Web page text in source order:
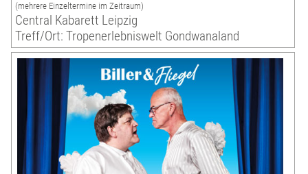
(mehrere Einzeltermine im Zeitraum)
Central Kabarett Leipzig
Treff/Ort: Tropenerlebniswelt Gondwanaland